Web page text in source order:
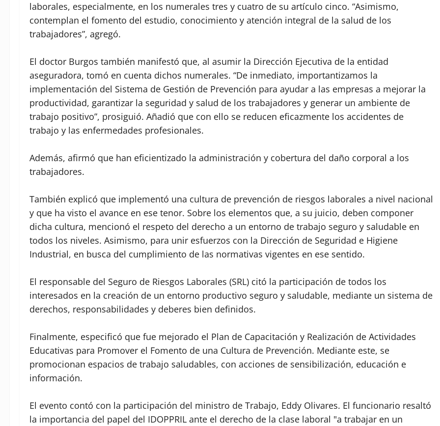
laborales, especialmente, en los numerales tres y cuatro de su artículo cinco. “Asimismo,
contemplan el fomento del estudio, conocimiento y atención integral de la salud de los
trabajadores”, agregó.⁣
El doctor Burgos también manifestó que, al asumir la Dirección Ejecutiva de la entidad
aseguradora, tomó en cuenta dichos numerales. “De inmediato, importantizamos la
implementación del Sistema de Gestión de Prevención para ayudar a las empresas a mejorar la
productividad, garantizar la seguridad y salud de los trabajadores y generar un ambiente de
trabajo positivo”, prosiguió. Añadió que con ello se reducen eficazmente los accidentes de
trabajo y las enfermedades profesionales.⁣
Además, afirmó que han eficientizado la administración y cobertura del daño corporal a los
trabajadores.⁣
También explicó que implementó una cultura de prevención de riesgos laborales a nivel nacional
y que ha visto el avance en ese tenor. Sobre los elementos que, a su juicio, deben componer
dicha cultura, mencionó el respeto del derecho a un entorno de trabajo seguro y saludable en
todos los niveles. Asimismo, para unir esfuerzos con la Dirección de Seguridad e Higiene
Industrial, en busca del cumplimiento de las normativas vigentes en ese sentido.⁣
El responsable del Seguro de Riesgos Laborales (SRL) citó la participación de todos los
interesados en la creación de un entorno productivo seguro y saludable, mediante un sistema de
derechos, responsabilidades y deberes bien definidos.⁣
Finalmente, especificó que fue mejorado el Plan de Capacitación y Realización de Actividades
Educativas para Promover el Fomento de una Cultura de Prevención. Mediante este, se
promocionan espacios de trabajo saludables, con acciones de sensibilización, educación e
información.⁣
El evento contó con la participación del ministro de Trabajo, Eddy Olivares. El funcionario resaltó
la importancia del papel del IDOPPRIL ante el derecho de la clase laboral "a trabajar en un